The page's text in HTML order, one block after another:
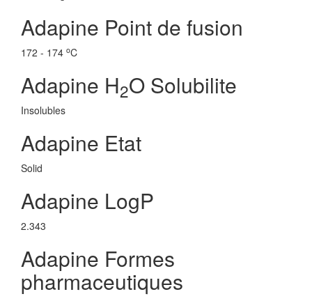
Adapine Point de fusion
172 - 174 oC
Adapine H2O Solubilite
Insolubles
Adapine Etat
Solid
Adapine LogP
2.343
Adapine Formes
pharmaceutiques